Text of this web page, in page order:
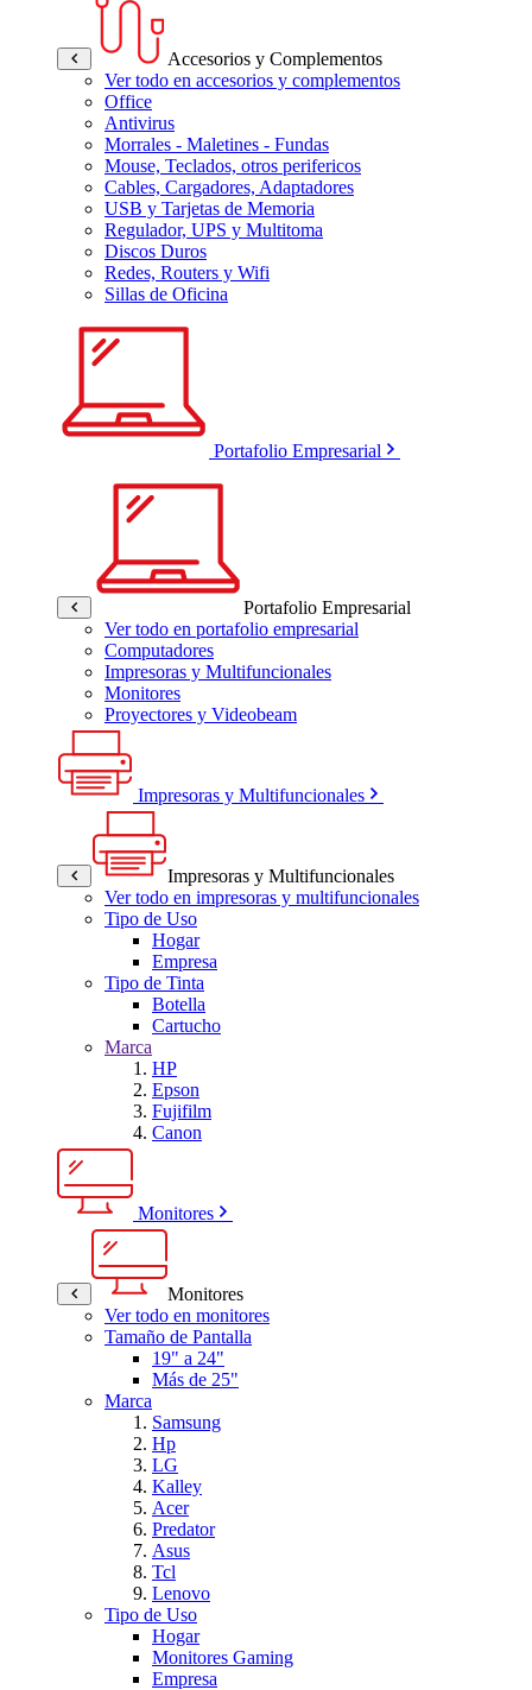
Accesorios y Complementos
Ver todo en accesorios y complementos
Office
Antivirus
Morrales - Maletines - Fundas
Mouse, Teclados, otros perifericos
Cables, Cargadores, Adaptadores
USB y Tarjetas de Memoria
Regulador, UPS y Multitoma
Discos Duros
Redes, Routers y Wifi
Sillas de Oficina
Portafolio Empresarial
Portafolio Empresarial
Ver todo en portafolio empresarial
Computadores
Impresoras y Multifuncionales
Monitores
Proyectores y Videobeam
Impresoras y Multifuncionales
Impresoras y Multifuncionales
Ver todo en impresoras y multifuncionales
Tipo de Uso
Hogar
Empresa
Tipo de Tinta
Botella
Cartucho
Marca
HP
Epson
Fujifilm
Canon
Monitores
Monitores
Ver todo en monitores
Tamaño de Pantalla
19" a 24"
Más de 25"
Marca
Samsung
Hp
LG
Kalley
Acer
Predator
Asus
Tcl
Lenovo
Tipo de Uso
Hogar
Monitores Gaming
Empresa